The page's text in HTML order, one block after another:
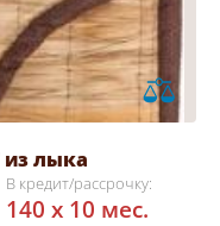
лыка
В кредит/рассрочку:
140 x 10 мес.